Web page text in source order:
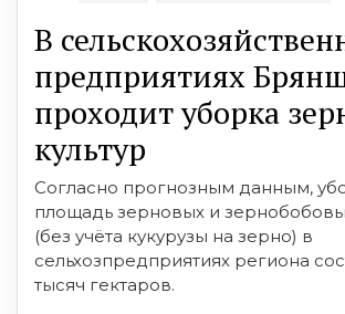
В
предприятиях
проходит уборка
культур
Согласно прогнозным данным,
площадь зерновых и
(без учёта кукурузы на зерно) в
сельхозпредприятиях региона
тысяч гектаров.